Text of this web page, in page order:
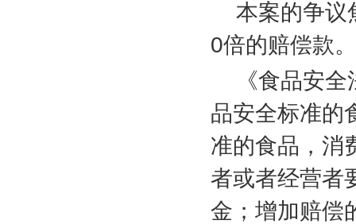
本案的争议
0倍的赔偿款。
《食品安全
品安全标准的
准的食品，消
者或者经营者
金；增加赔偿